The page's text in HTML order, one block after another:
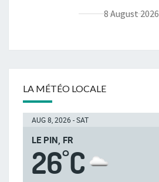
8 August 2026
LA MÉTÉO LOCALE
AUG 8, 2026 - SAT
LE PIN, FR
26°C